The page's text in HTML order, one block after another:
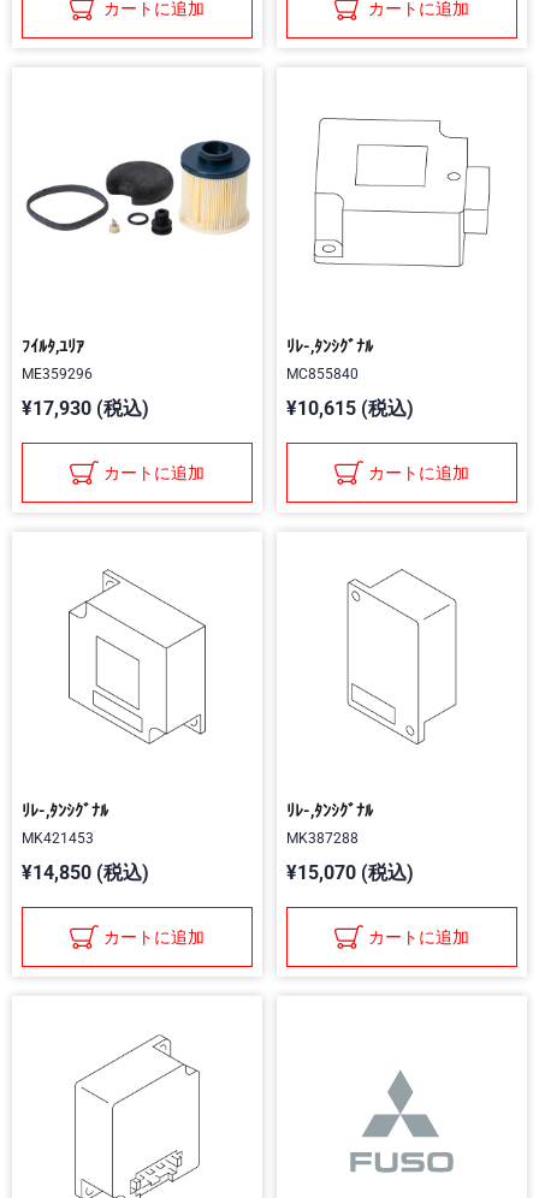
カートに追加 カートに追加
ﾌｲﾙﾀ,ﾕﾘｱ
ME359296
¥17,930 (税込)
カートに追加
ﾘﾚ-,ﾀﾝｼｸﾞﾅﾙ
MC855840
¥10,615 (税込)
カートに追加
ﾘﾚ-,ﾀﾝｼｸﾞﾅﾙ
MK421453
¥14,850 (税込)
カートに追加
ﾘﾚ-,ﾀﾝｼｸﾞﾅﾙ
MK387288
¥15,070 (税込)
カートに追加